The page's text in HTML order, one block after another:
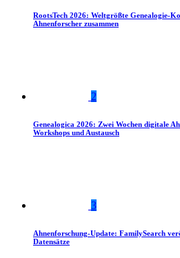
RootsTech 2026: Weltgrößte Genealogie-
Ahnenforscher zusammen
2
Genealogica 2026: Zwei Wochen digitale
Workshops und Austausch
3
Ahnenforschung-Update: FamilySearch
Datensätze